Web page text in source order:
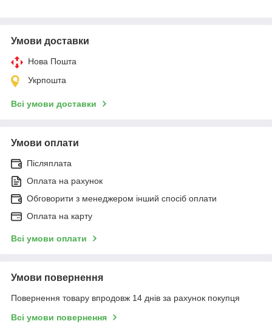
Умови доставки
Нова Пошта
Укрпошта
Всі умови доставки
Умови оплати
Післяплата
Оплата на рахунок
Обговорити з менеджером інший спосіб оплати
Оплата на карту
Всі умови оплати
Умови повернення
Повернення товару впродовж 14 днів за рахунок покупця
Всі умови повернення